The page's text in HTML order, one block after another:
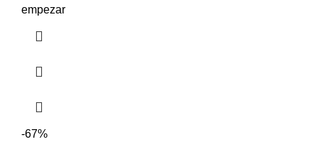
empezar
-67%